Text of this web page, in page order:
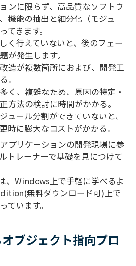
ンに限らず、高品質なソフトウ
機能の抽出と細分化（モジュー
てきます。
く行えていないと、後のフェー
が発生します。
造が複数箇所におよび、開発工
。
く、複雑なため、原因の特定・
方法の検討に時間がかかる。
ュール分割ができていないと、
時に膨大なコストがかかる。
プリケーションの開発現場に参
トレーナーで基礎を見につけて
、Windows上で手軽に学べるよ
無料ダウンロード可)上で
ています。
ブジェクト指向プロ